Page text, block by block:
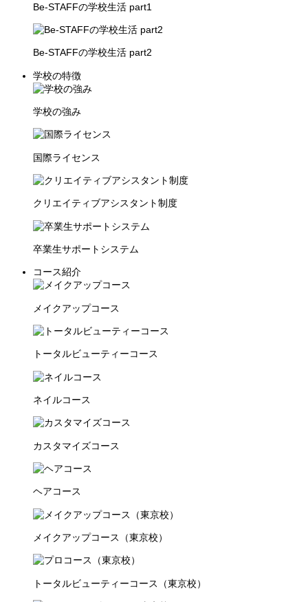
Be-STAFFの学校生活 part1
Be-STAFFの学校生活 part2
学校の特徴
学校の強み
国際ライセンス
クリエイティブアシスタント制度
卒業生サポートシステム
コース紹介
メイクアップコース
トータルビューティーコース
ネイルコース
カスタマイズコース
ヘアコース
メイクアップコース（東京校）
トータルビューティーコース（東京校）